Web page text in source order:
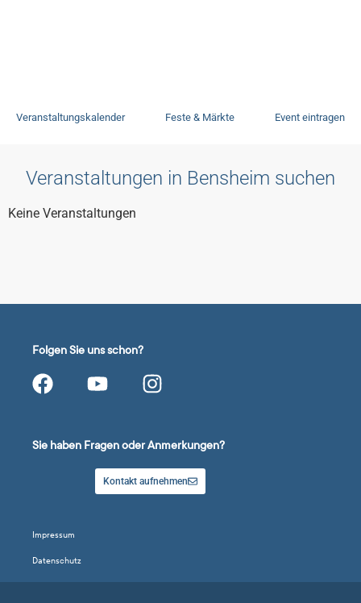
Veranstaltungskalender Feste & Märkte Event eintragen
Veranstaltungen in Bensheim suchen
Keine Veranstaltungen
Folgen Sie uns schon?
Sie haben Fragen oder Anmerkungen?
Kontakt aufnehmen
Impressum
Datenschutz